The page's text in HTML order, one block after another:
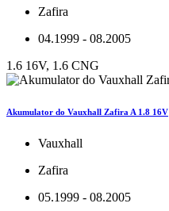
Zafira
04.1999 - 08.2005
1.6 16V, 1.6 CNG
Akumulator do Vauxhall Zafira A 1.8 16V
Vauxhall
Zafira
05.1999 - 08.2005